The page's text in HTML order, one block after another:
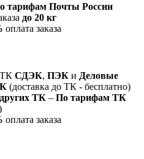
тарифам Почты России
до 20 кг
оплата заказа
ТК СДЭК, ПЭК и Деловые
(доставка до ТК - бесплатно)
других ТК – По тарифам ТК
оплата заказа